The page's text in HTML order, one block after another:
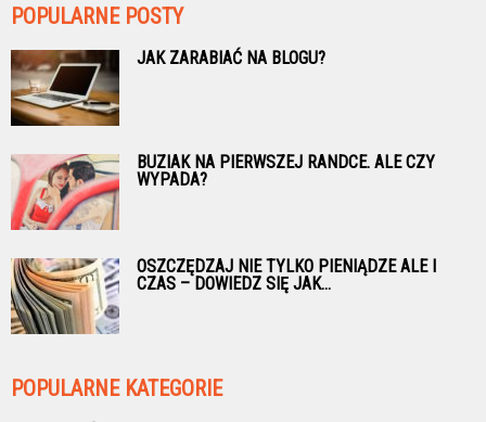
POPULARNE POSTY
JAK ZARABIAĆ NA BLOGU?
BUZIAK NA PIERWSZEJ RANDCE. ALE CZY
WYPADA?
OSZCZĘDZAJ NIE TYLKO PIENIĄDZE ALE I
CZAS – DOWIEDZ SIĘ JAK...
POPULARNE KATEGORIE